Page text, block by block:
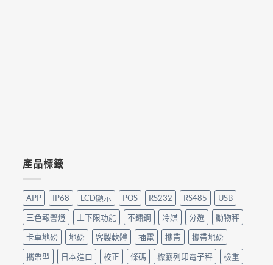
產品標籤
APP IP68 LCD顯示 POS RS232 RS485
USB
三色報警燈
上下限功能 不鏽鋼 冷媒 分選
動物秤
卡車地磅
地磅 客製軟體 插電 攜帶
攜帶地磅
攜帶型
日本進口 校正 條碼 標籤列印電子秤 檢重